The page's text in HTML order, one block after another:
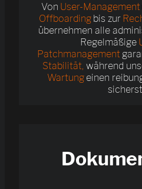
Von User-Management
Offboarding bis zur
übernehmen alle
Regelmäßige
Patchmanagement
Stabilität, während
Wartungeinen